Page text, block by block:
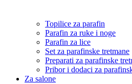
Topilice za parafin
Parafin za ruke i noge
Parafin za lice
Set za parafinske tretmane
Preparati za parafinske
Pribor i dodaci za
Za salone